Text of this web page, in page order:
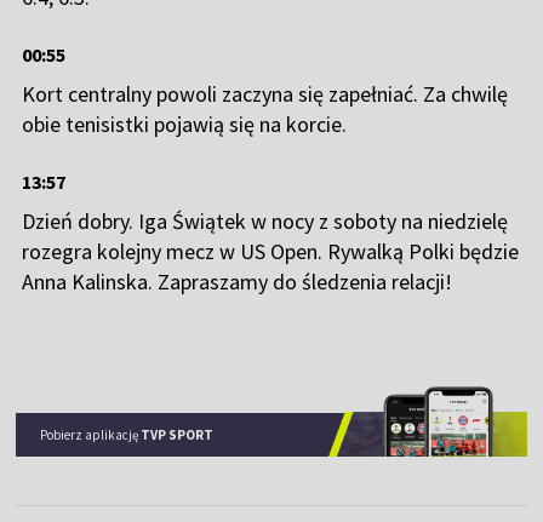
00:55
Kort centralny powoli zaczyna się zapełniać. Za chwilę
obie tenisistki pojawią się na korcie.
13:57
Dzień dobry. Iga Świątek w nocy z soboty na niedzielę
rozegra kolejny mecz w US Open. Rywalką Polki będzie
Anna Kalinska. Zapraszamy do śledzenia relacji!
Pobierz aplikację TVP SPORT